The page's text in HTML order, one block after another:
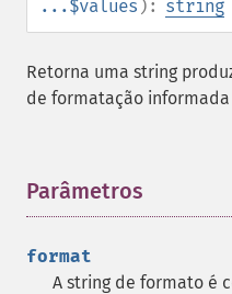
...$values ): string
Retorna uma string
de formatação
Parâmetros
format
A string de formato é